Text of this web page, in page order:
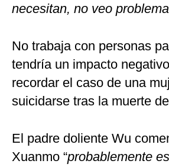
necesitan, no veo problema
No trabaja con personas
tendría un impacto
recordar el caso de una
suicidarse tras la muerte
El padre doliente Wu
Xuanmo “probablemente